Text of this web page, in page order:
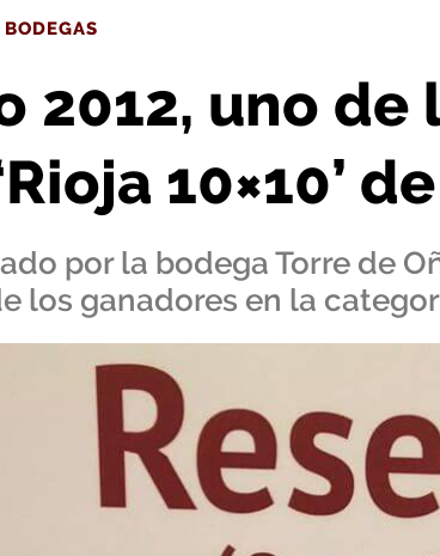
2012, uno de
10×10’
por la bodega Torre de
los ganadores en la